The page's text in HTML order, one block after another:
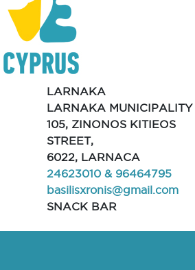
LARNAKA
LARNAKA MUNICIPALITY
105, ZINONOS KITIEOS
STREET,
6022, LARNACA
24623010 & 96464795
basilisxronis@gmail.com
SNACK BAR